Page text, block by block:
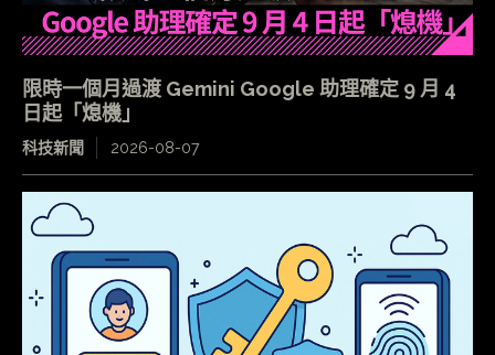
限時一個月過渡 Gemini Google 助理確定 9 月 4
日起「熄機」
科技新聞 2026-08-07